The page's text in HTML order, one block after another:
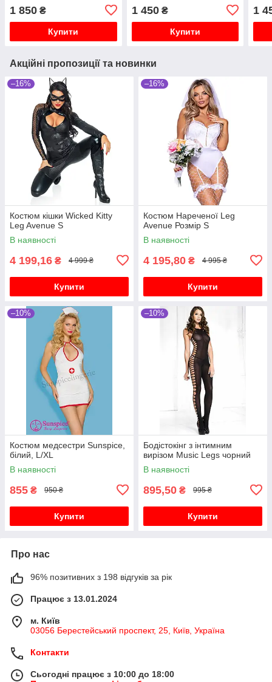
1 850 ₴
Купити
1 450₴
Купити
1
Акційні пропозиції та новинки
–16%
Костюм кішки Wicked Kitty
Leg Avenue S
В наявності
4 199,16 ₴ 4 999 ₴
Купити
–16%
Костюм Нареченої Leg
Avenue Розмір S
В наявності
4 195,80 ₴ 4 995 ₴
Купити
–10%
Костюм медсестри Sunspice,
білий, L/XL
В наявності
855 ₴ 950 ₴
Купити
–10%
Бодістокінг з інтимним
вирізом Music Legs чорний
В наявності
895,50 ₴ 995 ₴
Купити
Про нас
96% позитивних з 198 відгуків за рік
Працює з 13.01.2024
м. Київ
03056 Берестейський проспект, 25, Київ, Україна
Контакти
Сьогодні працює з 10:00 до 18:00